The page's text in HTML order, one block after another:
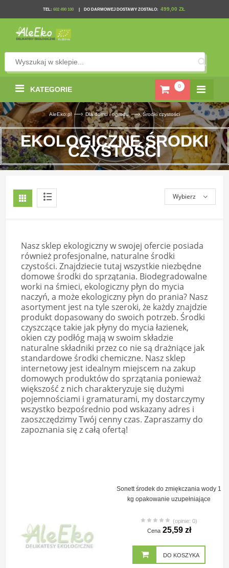
TEL: 602 490 100 DO DARMOWEJ DOSTAWY ZOSTAŁO: 499,00 ZŁ
0
KATEGORIE
AleEko.pl —› Dla domu i ogrodu —› Środki czystości
EKOLOGICZNE ŚRODKI
CZYSTOŚCI
Wybierz
Nasz sklep ekologiczny w swojej ofercie posiada
również profesjonalne, naturalne środki
czystości. Znajdziecie tutaj wszystkie niezbędne
domowe środki do sprzątania. Biodegradowalne
worki na śmieci, ekologiczny płyn do mycia
naczyń, a może ekologiczny płyn do prania? Nasz
asortyment jest na tyle szeroki, że każdy znajdzie
produkt dopasowany do swoich potrzeb. Środki
czyszczące takie jak płyny do mycia łazienek,
okien czy podłóg mają w swoim składzie
naturalne składniki przez co nie są drażniące jak
standardowe środki chemiczne. Nasz sklep
internetowy jest idealnym miejscem na zakup
domowych produktów do sprzątania ponieważ
większość z nich charakteryzuje się dużymi
pojemnościami i gramaturami, my dostarczymy
wszystko bezpośrednio pod wskazany adres i
zaoszczędzimy Twój cenny czas. Zapraszamy do
zapoznania się z całą ofertą!
Sonett środek do zmiękczania wody 1
kg opakowanie uzupełniające
(opinie: 0)
Cena 25,59 zł
DO KOSZYKA